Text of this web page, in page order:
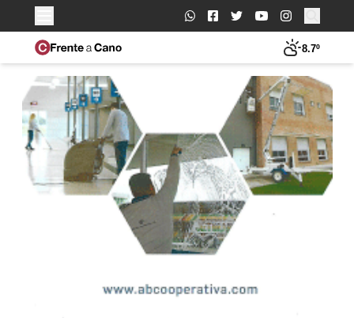
Buscar:
8.7º